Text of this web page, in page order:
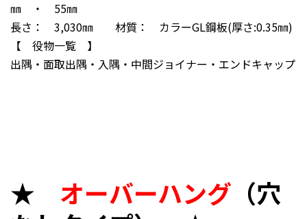
㎜ ・ 55㎜
長さ： 3,030㎜ 材質： カラーGL鋼板(厚さ:0.35㎜)
【 役物一覧 】
出隅・面取出隅・入隅・中間ジョイナー・エンドキャップ
★ オーバーハング （穴